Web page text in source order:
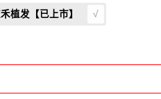
植发【已上市】